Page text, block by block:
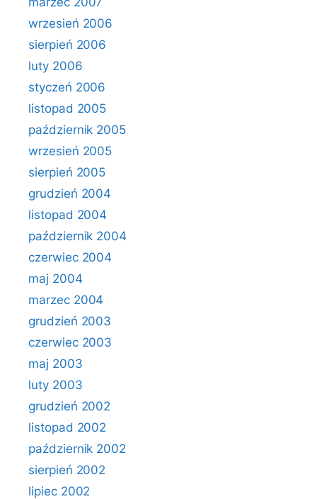
wrzesień 2006
sierpień 2006
luty 2006
styczeń 2006
listopad 2005
październik 2005
wrzesień 2005
sierpień 2005
grudzień 2004
listopad 2004
październik 2004
czerwiec 2004
maj 2004
marzec 2004
grudzień 2003
czerwiec 2003
maj 2003
luty 2003
grudzień 2002
listopad 2002
październik 2002
sierpień 2002
lipiec 2002